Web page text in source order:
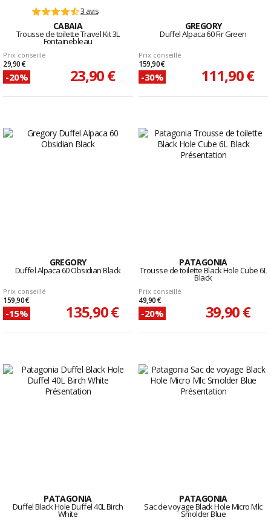
3 avis
CABAIA
Trousse de toilette Travel Kit 3L
Fontainebleau
Prix conseillé
29,90 €
-20% 23,90 €
GREGORY
Duffel Alpaca 60 Fir Green
Prix conseillé
159,90 €
-30% 111,90 €
GREGORY
Duffel Alpaca 60 Obsidian Black
Prix conseillé
159,90 €
-15% 135,90 €
PATAGONIA
Trousse de toilette Black Hole Cube 6L
Black
Prix conseillé
49,90 €
-20% 39,90 €
PATAGONIA
Duffel Black Hole Duffel 40L Birch
White
PATAGONIA
Sac de voyage Black Hole Micro Mlc
Smolder Blue